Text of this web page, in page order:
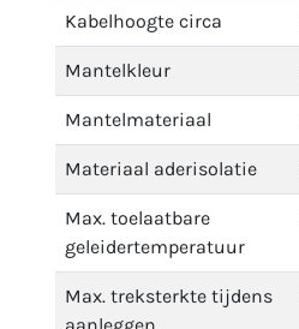
Kabelhoogte circa
Mantelkleur
Mantelmateriaal
Materiaal aderisolatie
Max. toelaatbare
geleidertemperatuur
Max. treksterkte tijdens